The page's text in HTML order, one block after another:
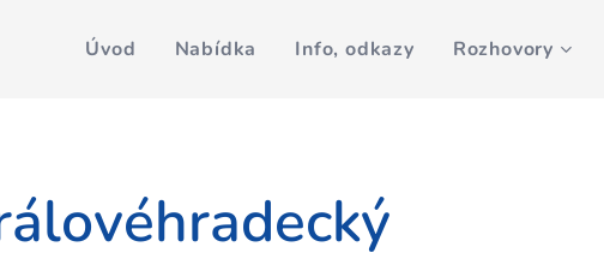
Úvod Nabídka Info, odkazy Rozhovory